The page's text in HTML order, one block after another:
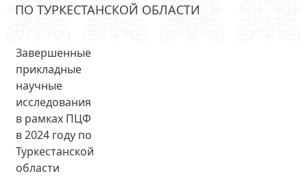
ПО ТУРКЕСТАНСКОЙ ОБЛАСТИ
Завершенные
прикладные
научные
исследования
в рамках ПЦФ
в 2024 году по
Туркестанской
области